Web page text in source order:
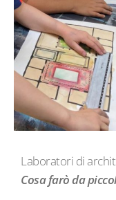
Laboratori di
Cosa farò da